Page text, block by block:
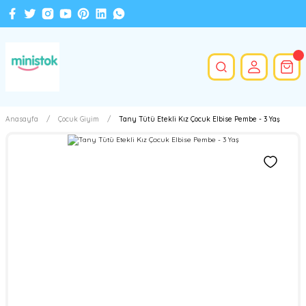
Anasayfa Çocuk Giyim Tany Tütü Etekli Kız Çocuk Elbise Pembe - 3 Yaş